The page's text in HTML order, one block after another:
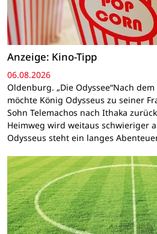
Anzeige: Kino-Tipp
06.08.2026
Oldenburg. „Die Odyssee“Nach
möchte König Odysseus zu seiner
Sohn Telemachos nach Ithaka
Heimweg wird weitaus schwieriger
Odysseus steht ein langes